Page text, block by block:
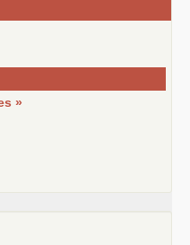
»